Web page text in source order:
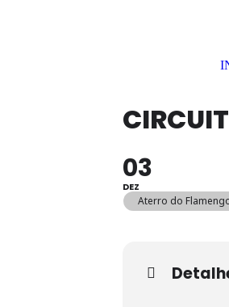
03
DEZ
Aterro do